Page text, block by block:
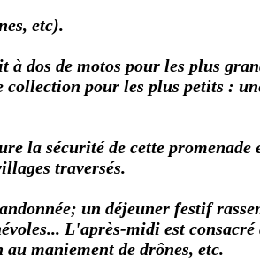
etc).
à dos de motos pour les plus
collection pour les plus petits :
la sécurité de cette promenade
traversés.
un déjeuner festif
L'après-midi est
maniement de drônes, etc.